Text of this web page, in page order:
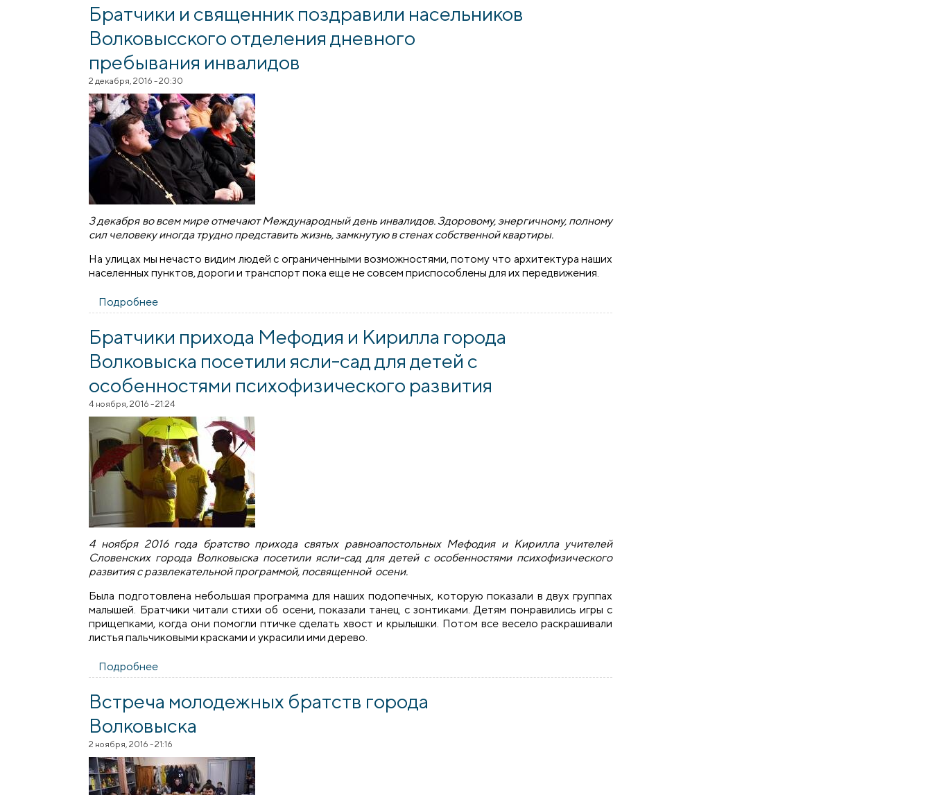
Братчики и священник поздравили насельников
Волковысского отделения дневного
пребывания инвалидов
2 декабря, 2016 - 20:30
3 декабря во всем мире отмечают Международный день инвалидов. Здоровому, энергичному, полному
сил человеку иногда трудно представить жизнь, замкнутую в стенах собственной квартиры.
На улицах мы нечасто видим людей с ограниченными возможностями, потому что архитектура наших
населенных пунктов, дороги и транспорт пока еще не совсем приспособлены для их передвижения.
Подробнее
Братчики прихода Мефодия и Кирилла города
Волковыска посетили ясли-сад для детей с
особенностями психофизического развития
4 ноября, 2016 - 21:24
4 ноября 2016 года братство прихода святых равноапостольных Мефодия и Кирилла учителей
Словенских города Волковыска посетили ясли-сад для детей с особенностями психофизического
развития с развлекательной программой, посвященной осени.
Была подготовлена небольшая программа для наших подопечных, которую показали в двух группах
малышей. Братчики читали стихи об осени, показали танец с зонтиками. Детям понравились игры с
прищепками, когда они помогли птичке сделать хвост и крылышки. Потом все весело раскрашивали
листья пальчиковыми красками и украсили ими дерево.
Подробнее
Встреча молодежных братств города
Волковыска
2 ноября, 2016 - 21:16